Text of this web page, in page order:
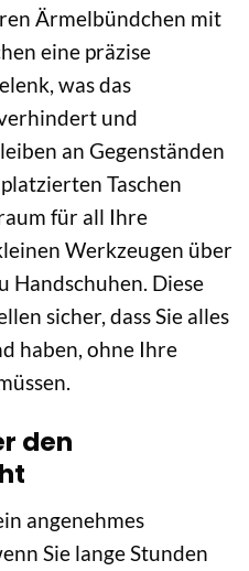
Ärmelbündchen mit
eine präzise
was das
und
an Gegenständen
Taschen
für all Ihre
Werkzeugen über
Handschuhen. Diese
sicher, dass Sie alles
haben, ohne Ihre
den
angenehmes
Sie lange Stunden